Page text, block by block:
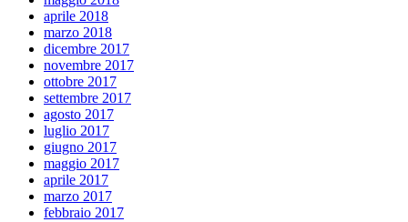
aprile 2018
marzo 2018
dicembre 2017
novembre 2017
ottobre 2017
settembre 2017
agosto 2017
luglio 2017
giugno 2017
maggio 2017
aprile 2017
marzo 2017
febbraio 2017